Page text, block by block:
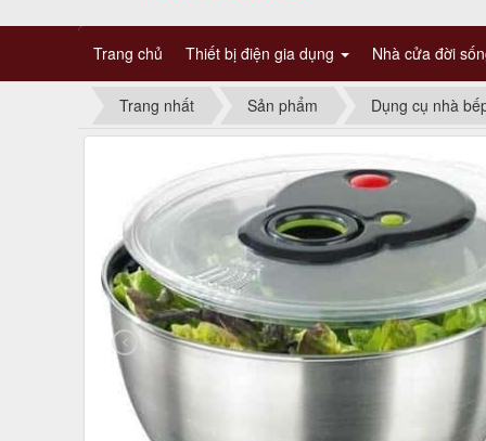
Trang chủ Thiết bị điện gia dụng Nhà cửa đời
Trang nhất Sản phẩm Dụng cụ nhà